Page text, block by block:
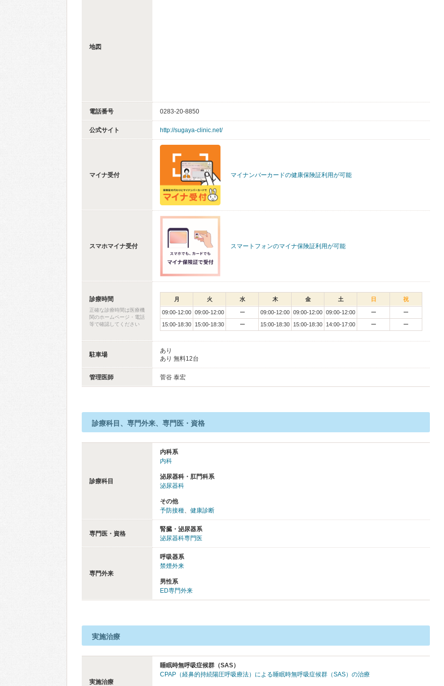
地図
電話番号 0283-20-8850
公式サイト http://sugaya-clinic.net/
マイナ受付 マイナンバーカードの健康保険証利用が可能
スマホマイナ受付 スマートフォンのマイナ保険証利用が可能
診療時間
正確な診療時間は医療機
関のホームページ・電話
等で確認してください
月 火 水 木 金 土 日 祝
09:00-12:00 09:00-12:00 ー 09:00-12:00 09:00-12:00 09:00-12:00 ー
ー
15:00-18:30
15:00-18:30 ー 15:00-18:30 15:00-18:30 14:00-17:00 ー ー
駐車場
あり
あり 無料12台
管理医師 菅谷 泰宏
診療科目、専門外来、専門医・資格
診療科目
内科系
内科
泌尿器科・肛門科系
泌尿器科
その他
予防接種、 健康診断
専門医・資格
腎臓・泌尿器系
泌尿器科専門医
専門外来
呼吸器系
禁煙外来
男性系
ED専門外来
実施治療
実施治療
睡眠時無呼吸症候群（SAS）
CPAP（経鼻的持続陽圧呼吸療法）による睡眠時無呼吸症候群（SAS）の治療